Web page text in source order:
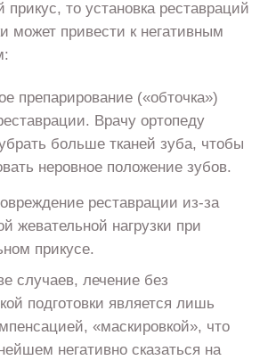
прикус, то установка реставраций
может привести к негативным
препарирование («обточка»)
Врачу ортопеду
больше тканей зуба, чтобы
неровное положение зубов.
реставрации из-за
жевательной нагрузки при
прикусе.
случаев, лечение без
подготовки является лишь
«маскировкой», что
негативно сказаться на